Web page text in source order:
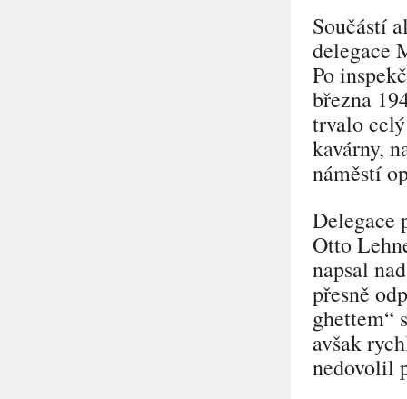
Součástí
delegace
Po
března
trvalo
kavárny,
náměstí
Delegace
Otto
napsal
přesně
ghettem“
avšak
nedovolil